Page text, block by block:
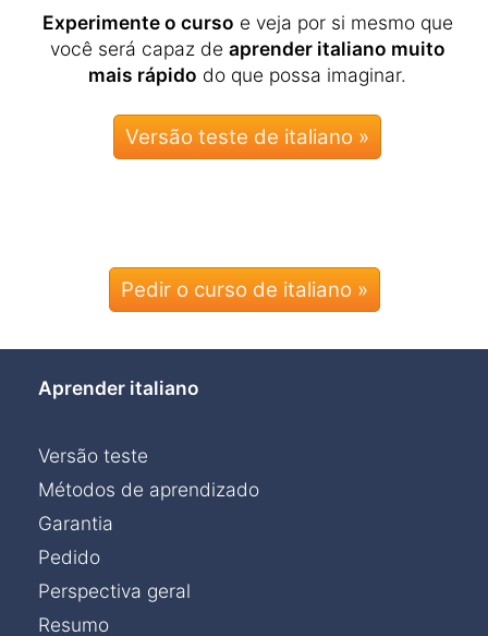
Experimente o curso e veja por si mesmo que
você será capaz de aprender italiano muito
mais rápido do que possa imaginar.
Pedir o curso de italiano »
Aprender italiano
Versão teste
Métodos de aprendizado
Garantia
Pedido
Perspectiva geral
Resumo